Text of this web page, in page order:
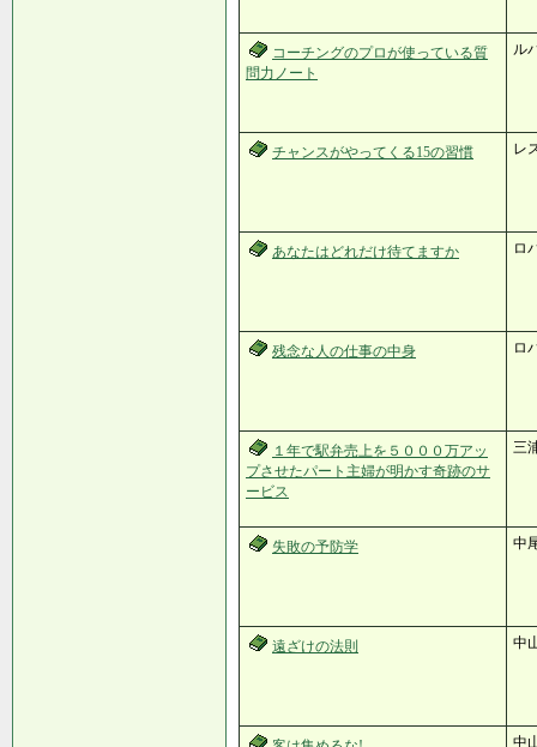
コーチングのプロが使っている質
問力ノート
ル
チャンスがやってくる15の習慣 レ
あなたはどれだけ待てますか ロ
残念な人の仕事の中身 ロ
１年で駅弁売上を５０００万アッ
プさせたパート主婦が明かす奇跡のサ
ービス
三
失敗の予防学 中
遠ざけの法則 中
中